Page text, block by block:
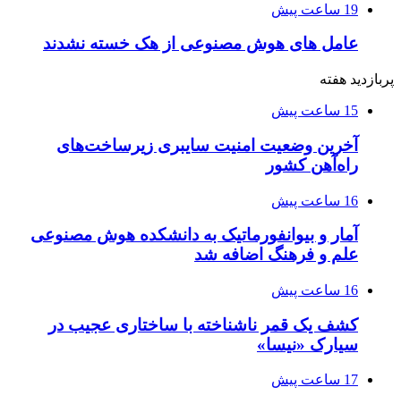
19 ساعت پیش
عامل های هوش مصنوعی از هک خسته نشدند
پربازدید هفته
15 ساعت پیش
آخرین وضعیت امنیت سایبری زیرساخت‌های
راه‌آهن کشور
16 ساعت پیش
آمار و بیوانفورماتیک به دانشکده هوش مصنوعی
علم و فرهنگ اضافه شد
16 ساعت پیش
کشف یک قمر ناشناخته با ساختاری عجیب در
سیارک «نیسا»
17 ساعت پیش